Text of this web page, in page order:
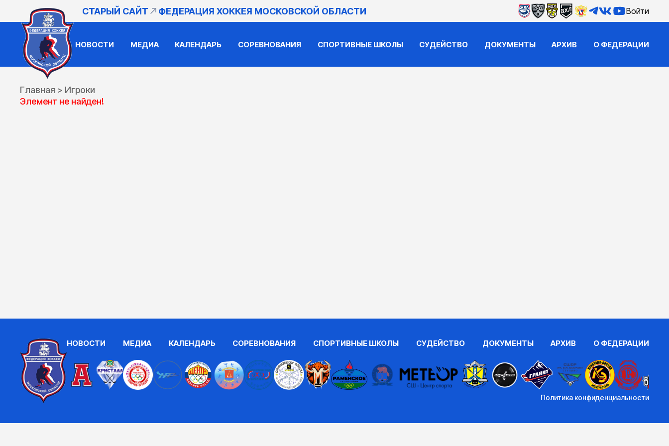
СТАРЫЙ САЙТ ФЕДЕРАЦИЯ ХОККЕЯ МОСКОВСКОЙ ОБЛАСТИ Войти
НОВОСТИ МЕДИА КАЛЕНДАРЬ СОРЕВНОВАНИЯ СПОРТИВНЫЕ ШКОЛЫ СУДЕЙСТВО ДОКУМЕНТЫ АРХИВ О ФЕДЕРАЦИИ
Главная > Игроки
Элемент не найден!
НОВОСТИ МЕДИА КАЛЕНДАРЬ СОРЕВНОВАНИЯ СПОРТИВНЫЕ ШКОЛЫ СУДЕЙСТВО ДОКУМЕНТЫ АРХИВ О ФЕДЕРАЦИИ
Политика конфиденциальности